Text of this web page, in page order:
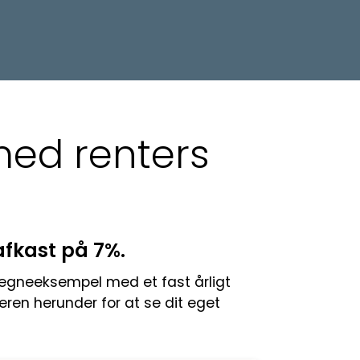
renters
på 7%.
med et fast årligt
herunder for at se dit eget